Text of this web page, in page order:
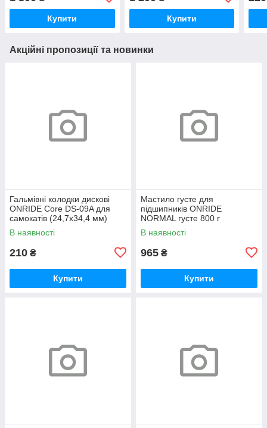
Купити Купити
Акційні пропозиції та новинки
Гальмівні колодки дискові
ONRIDE Core DS-09A для
самокатів (24,7х34,4 мм)
напівметал
В наявності
210 ₴
Купити
Мастило густе для
підшипників ONRIDE
NORMAL густе 800 г
(металева банка)
В наявності
965 ₴
Купити